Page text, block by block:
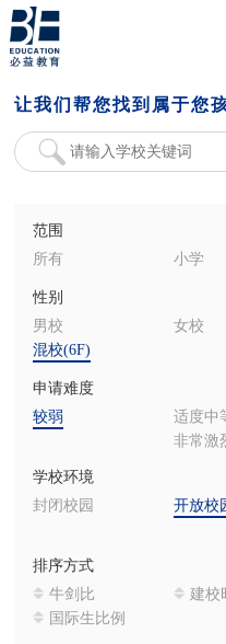
让我们帮您找到属于您
范围
所有
小学
性别
男校
女校
混校(6F)
申请难度
较弱
适度中
非常激
学校环境
封闭校园
开放校
排序方式
牛剑比
建校
国际生比例